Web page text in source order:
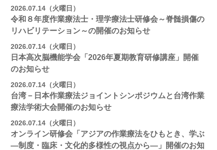
2026.07.14（火曜日）
令和８年度作業療法士・理学療法士研修会～脊髄損傷の
リハビリテーション～の開催のお知らせ
2026.07.14（火曜日）
日本高次脳機能学会「2026年夏期教育研修講座」開催
のお知らせ
2026.07.14（火曜日）
台湾－日本作業療法ジョイントシンポジウムと台湾作業
療法学術大会開催のお知らせ
2026.07.14（火曜日）
オンライン研修会「アジアの作業療法をひもとき、学ぶ
―制度・臨床・文化的多様性の視点から―」開催のお知